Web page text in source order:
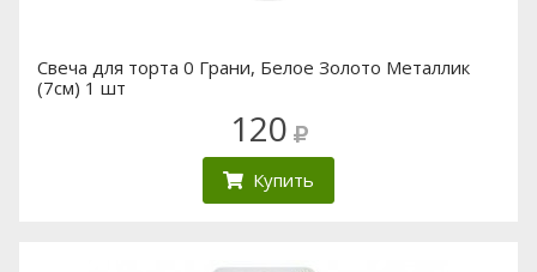
Свеча для торта 0 Грани, Белое Золото Металлик
(7см) 1 шт
120
Купить